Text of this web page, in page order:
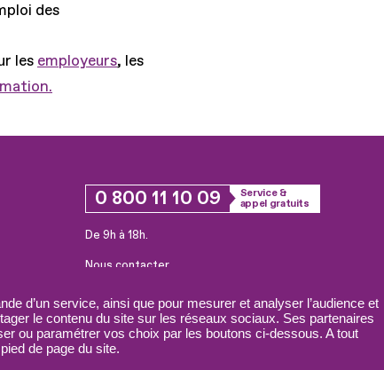
d’un service, ainsi que pour mesurer et analyser l’audience et
le contenu du site sur les réseaux sociaux. Ses partenaires
ou paramétrer vos choix par les boutons ci-dessous. A tout
de page du site.
des
les employeurs, les
0 800 11 10 09
Service &
appel gratuits
De 9h à 18h.
Nous contacter